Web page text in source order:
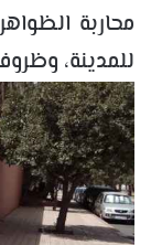
محاربة
للمدينة،